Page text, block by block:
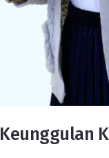
Keunggulan